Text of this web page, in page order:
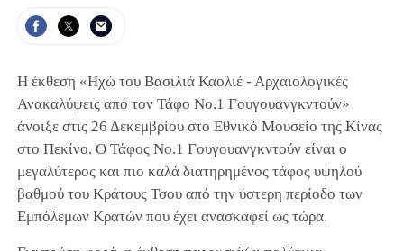
Η έκθεση «Ηχώ του Βασιλιά Καολιέ - Αρχαιολογικές
Ανακαλύψεις από τον Τάφο Νο.1 Γουγουανγκντούν»
άνοιξε στις 26 Δεκεμβρίου στο Εθνικό Μουσείο της Κίνας
στο Πεκίνο. Ο Τάφος Νο.1 Γουγουανγκντούν είναι ο
μεγαλύτερος και πιο καλά διατηρημένος τάφος υψηλού
βαθμού του Κράτους Τσου από την ύστερη περίοδο των
Εμπόλεμων Κρατών που έχει ανασκαφεί ως τώρα.